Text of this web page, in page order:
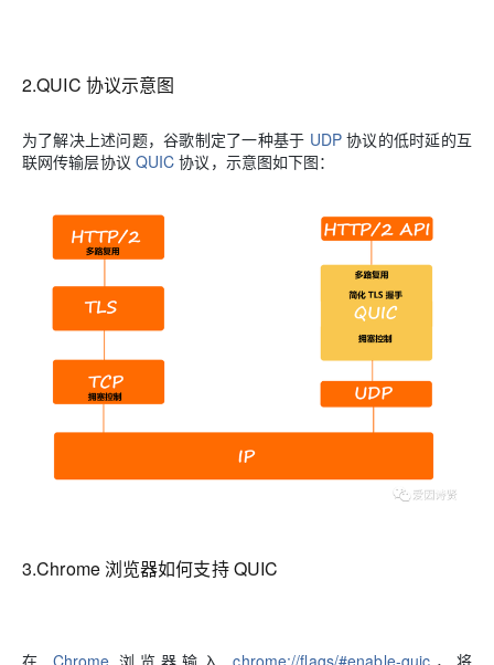
2.QUIC 协议示意图
为了解决上述问题，谷歌制定了一种基于 UDP协议的低时延的互
联网传输层协议 QUIC 协议，示意图如下图：
3.Chrome 浏览器如何支持 QUIC
在 Chrome浏览器输入chrome://flags/#enable-quic ，将